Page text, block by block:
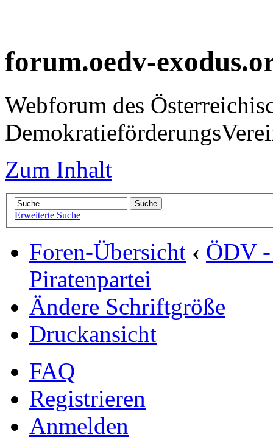
forum.oedv-
Webforum des
Zum Inhalt
Erweiterte Suche
Foren-Übersicht ‹ ÖDV
Piratenpartei
Ändere Schriftgröße
Druckansicht
FAQ
Registrieren
Anmelden